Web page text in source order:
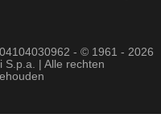
- © 1961 - 2026
S.p.a. | Alle rechten